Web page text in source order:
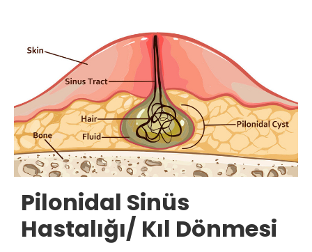
Pilonidal Sinüs
Hastalığı/ Kıl Dönmesi